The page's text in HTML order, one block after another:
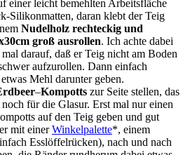
einer leicht bemehlten Arbeitsfläche
Silikonmatten, daran klebt der Teig
Nudelholz rechteckig und
groß ausrollen. Ich achte dabei
darauf, daß er Teig nicht am Boden
aufzurollen. Dann einfach
Mehl darunter geben.
–Kompotts zur Seite stellen, das
für die Glasur. Erst mal nur einen
auf den Teig geben und gut
mit einerWinkelpalette*, einem
Esslöffelrücken), nach und nach